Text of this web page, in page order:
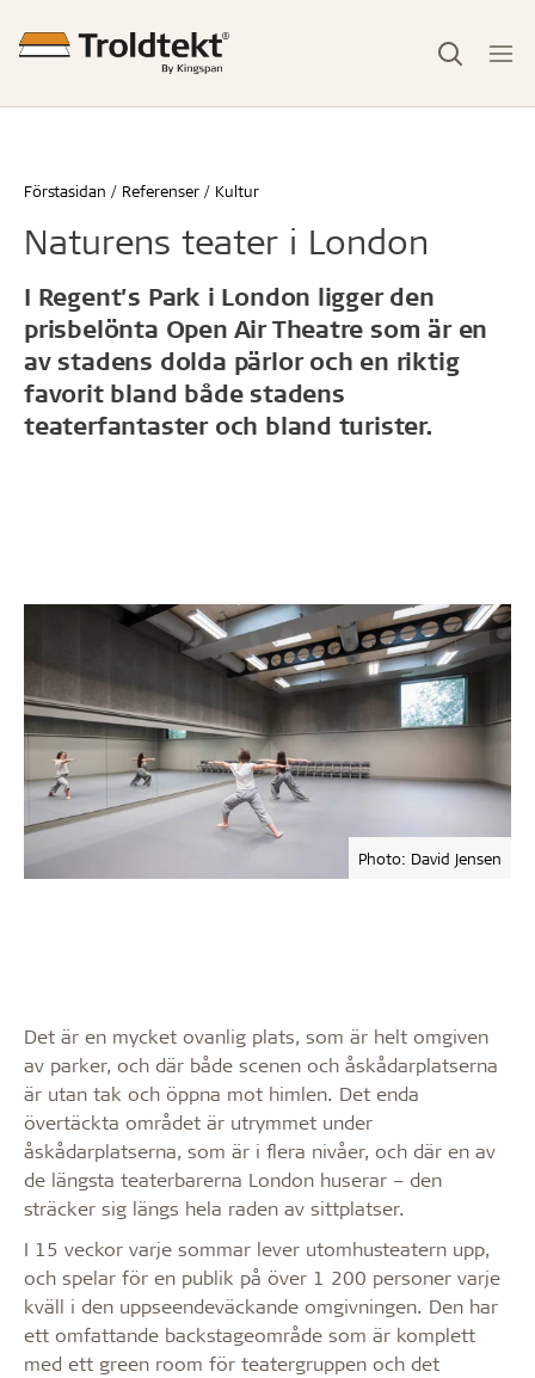
Förstasidan Referenser Kultur
Naturens teater i London
I Regent’s Park i London ligger den
prisbelönta Open Air Theatre som är en
av stadens dolda pärlor och en riktig
favorit bland både stadens
teaterfantaster och bland turister.
Photo: David Jensen
Det är en mycket ovanlig plats, som är helt omgiven
av parker, och där både scenen och åskådarplatserna
är utan tak och öppna mot himlen. Det enda
övertäckta området är utrymmet under
åskådarplatserna, som är i flera nivåer, och där en av
de längsta teaterbarerna London huserar – den
sträcker sig längs hela raden av sittplatser.
I 15 veckor varje sommar lever utomhusteatern upp,
och spelar för en publik på över 1 200 personer varje
kväll i den uppseendeväckande omgivningen. Den har
ett omfattande backstageområde som är komplett
med ett green room för teatergruppen och det